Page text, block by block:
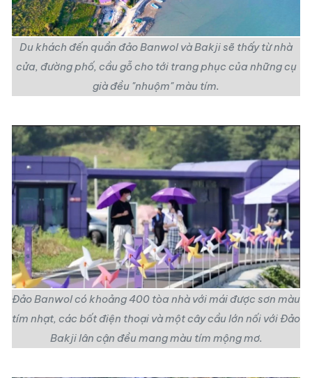
Du khách đến quần đảo Banwol và Bakji sẽ thấy từ nhà
cửa, đường phố, cầu gỗ cho tới trang phục của những cụ
già đều "nhuộm" màu tím.
Đảo Banwol có khoảng 400 tòa nhà với mái được sơn màu
tím nhạt, các bốt điện thoại và một cây cầu lớn nối với Đảo
Bakji lân cận đều mang màu tím mộng mơ.